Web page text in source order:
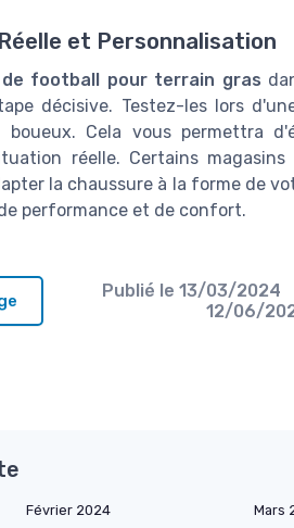
et Personnalisation
de football pour terrain gras
décisive. Testez-les lors
boueux. Cela vous permettra
réelle. Certains
la chaussure à la forme de
performance et de confort.
Publié le 13/03/2024
12/06/
Février 2024 Mars